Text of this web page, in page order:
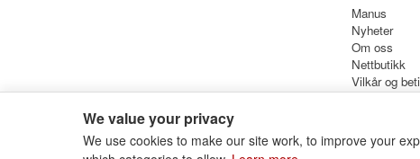
Manus
Nyheter
Om oss
Nettbutikk
Vilkår og
We value your privacy
We use cookies to make our site work, to improve your